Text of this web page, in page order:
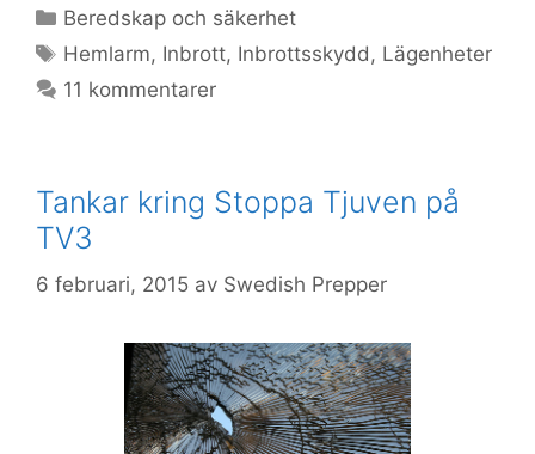
Kategorier
Beredskap och säkerhet
Etiketter
Hemlarm, Inbrott, Inbrottsskydd, Lägenheter
11 kommentarer
Tankar kring Stoppa Tjuven på
TV3
6 februari, 2015 av Swedish Prepper